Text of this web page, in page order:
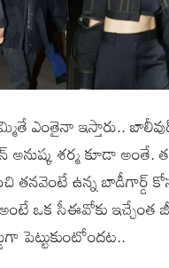
ఎంతైనా ఇస్తారు..
శర్మ కూడా అంతే.
తనవెంటే ఉన్న బాడీగార్డ్
ఒక సీఈవోకు ఇచ్చేంత
పెట్టుకుంటోందట..